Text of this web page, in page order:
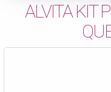
ALVITA KIT